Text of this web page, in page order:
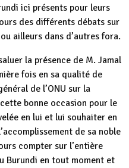
ici présents pour leurs
des différents débats sur
ailleurs dans d’autres fora.
la présence de M. Jamal
fois en sa qualité de
de l’ONU sur la
bonne occasion pour le
en lui et lui souhaiter en
de sa noble
compter sur l’entière
Burundi en tout moment et